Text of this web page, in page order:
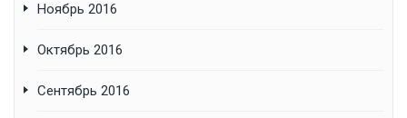
Ноябрь 2016
Октябрь 2016
Сентябрь 2016